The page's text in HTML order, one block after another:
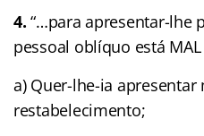
4. “…para apresentar-lhe
pessoal oblíquo está
a) Quer-lhe-ia
restabelecimento;